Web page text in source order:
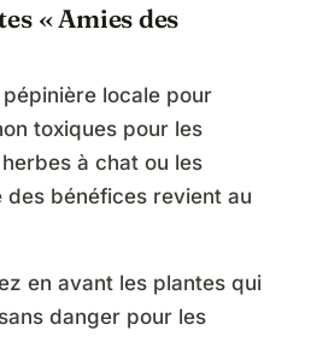
« Amies des
locale pour
toxiques pour les
à chat ou les
des bénéfices revient au
en avant les plantes qui
danger pour les